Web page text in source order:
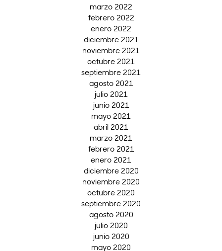
marzo 2022
febrero 2022
enero 2022
diciembre 2021
noviembre 2021
octubre 2021
septiembre 2021
agosto 2021
julio 2021
junio 2021
mayo 2021
abril 2021
marzo 2021
febrero 2021
enero 2021
diciembre 2020
noviembre 2020
octubre 2020
septiembre 2020
agosto 2020
julio 2020
junio 2020
mayo 2020